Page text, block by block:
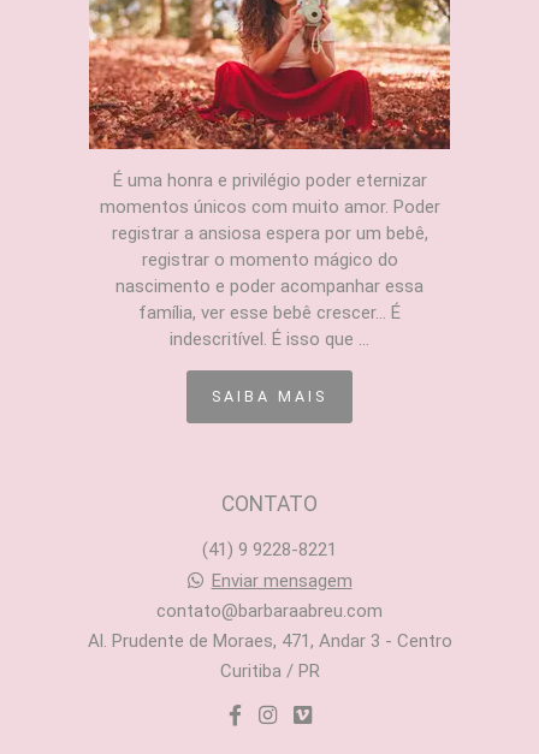
É uma honra e privilégio poder eternizar
momentos únicos com muito amor. Poder
registrar a ansiosa espera por um bebê,
registrar o momento mágico do
nascimento e poder acompanhar essa
família, ver esse bebê crescer... É
indescritível. É isso que ...
SAIBA MAIS
CONTATO
(41) 9 9228-8221
Enviar mensagem
contato@barbaraabreu.com
Al. Prudente de Moraes, 471, Andar 3 - Centro
Curitiba / PR